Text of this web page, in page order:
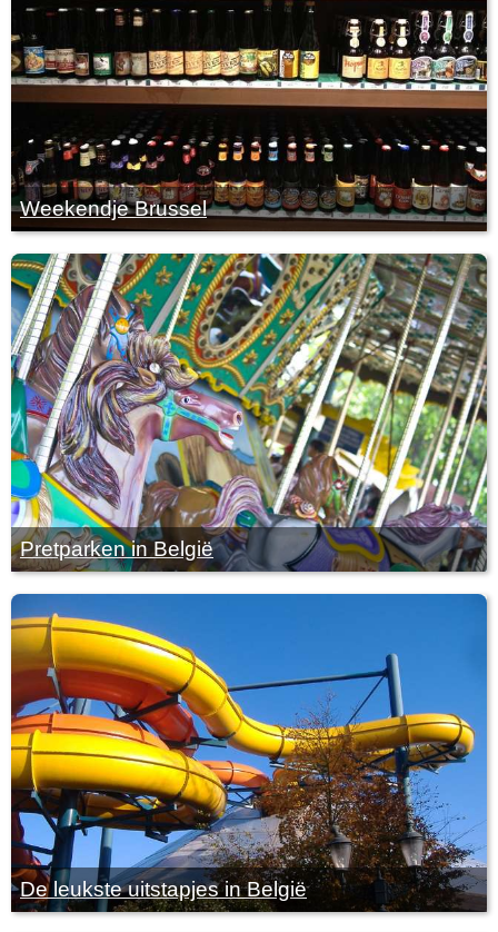
Weekendje Brussel
Pretparken in België
De leukste uitstapjes in België